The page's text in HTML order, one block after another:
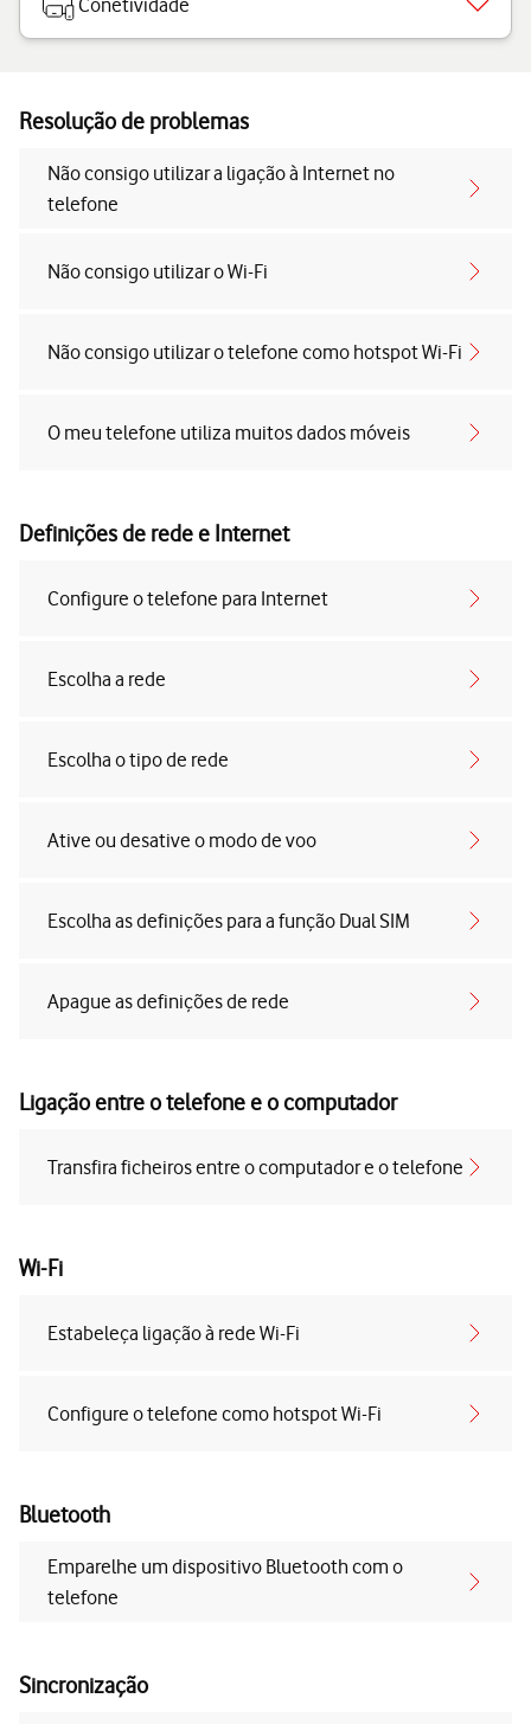
Conetividade
Resolução de problemas
Não consigo utilizar a ligação à Internet no
telefone
Não consigo utilizar o Wi-Fi
Não consigo utilizar o telefone como hotspot Wi-Fi
O meu telefone utiliza muitos dados móveis
Definições de rede e Internet
Configure o telefone para Internet
Escolha a rede
Escolha o tipo de rede
Ative ou desative o modo de voo
Escolha as definições para a função Dual SIM
Apague as definições de rede
Ligação entre o telefone e o computador
Transfira ficheiros entre o computador e o telefone
Wi-Fi
Estabeleça ligação à rede Wi-Fi
Configure o telefone como hotspot Wi-Fi
Bluetooth
Emparelhe um dispositivo Bluetooth com o
telefone
Sincronização